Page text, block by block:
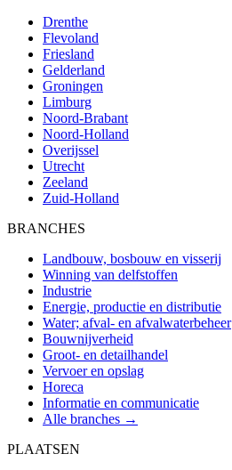
Drenthe
Flevoland
Friesland
Gelderland
Groningen
Limburg
Noord-Brabant
Noord-Holland
Overijssel
Utrecht
Zeeland
Zuid-Holland
BRANCHES
Landbouw, bosbouw en visserij
Winning van delfstoffen
Industrie
Energie, productie en distributie
Water; afval- en afvalwaterbeheer
Bouwnijverheid
Groot- en detailhandel
Vervoer en opslag
Horeca
Informatie en communicatie
Alle branches →
PLAATSEN